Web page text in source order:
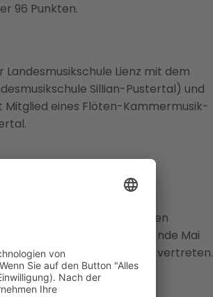
96 Punkten.
Landesmusikschule Lienz mit dem
Sillian-Pustertal) und
Mitglied eines Flöten-Kammermusik-
19. April beim gemeinsamen
vergeben. Und ab Ende Mai
im Burgenland vertreten.